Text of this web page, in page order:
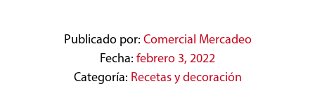
Publicado por: Comercial Mercadeo
Fecha: febrero 3, 2022
Categoría: Recetas y decoración